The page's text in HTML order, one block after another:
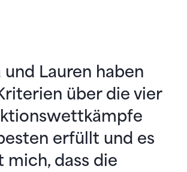
und Lauren haben
über die vier
erfüllt und es
mich, dass die